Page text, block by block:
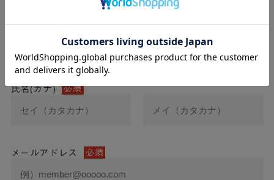
氏名 必須
氏名(カナ) 必須
メールアドレス 必須